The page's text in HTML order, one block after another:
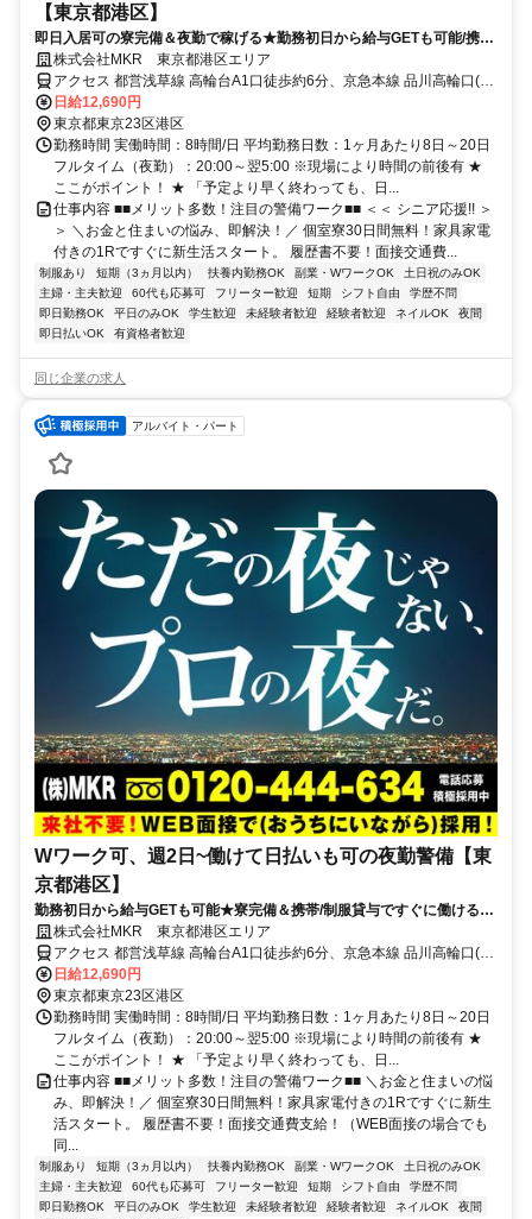
【東京都港区】
即日入居可の寮完備＆夜勤で稼げる★勤務初日から給与GETも可能/携帯
も貸与♪直行直帰OK！
株式会社MKR 東京都港区エリア
アクセス 都営浅草線 高輪台A1口徒歩約6分、京急本線 品川高輪口(京
急)徒歩約10分、京急本線 品川高輪口(京急)徒歩約10分 東京都港区エ
リア(青山一丁目駅、赤坂駅、赤坂見附駅、赤羽橋駅、麻布十番駅、
お台場海浜公園駅)
日給12,690円
東京都東京23区港区
勤務時間 実働時間：8時間/日 平均勤務日数：1ヶ月あたり8日～20日
フルタイム（夜勤）：20:00～翌5:00 ※現場により時間の前後有 ★
ここがポイント！ ★ 「予定より早く終わっても、日...
仕事内容 ■■メリット多数！注目の警備ワーク■■ ＜＜ シニア応援!! ＞
＞ ＼お金と住まいの悩み、即解決！／ 個室寮30日間無料！家具家電
付きの1Rですぐに新生活スタート。 履歴書不要！面接交通費...
制服あり 短期（3ヵ月以内） 扶養内勤務OK 副業・WワークOK
土日祝のみOK
主婦・主夫歓迎
60代も応募可 フリーター歓迎 短期 シフト自由
学歴不問
即日勤務OK
平日のみOK 学生歓迎 未経験者歓迎 経験者歓迎 ネイルOK
夜間
即日払いOK
有資格者歓迎
同じ企業の求人
アルバイト・パート
Wワーク可、週2日~働けて日払いも可の夜勤警備【東
京都港区】
勤務初日から給与GETも可能★寮完備＆携帯/制服貸与ですぐに働ける♪
直行直帰OK！
株式会社MKR 東京都港区エリア
アクセス 都営浅草線 高輪台A1口徒歩約6分、京急本線 品川高輪口(京
急)徒歩約10分、京急本線 品川高輪口(京急)徒歩約10分 東京都港区エ
リア(竹芝駅、田町駅、溜池山王駅、台場駅、大門駅、虎ノ門駅、虎
ノ門ヒルズ駅)
日給12,690円
東京都東京23区港区
勤務時間 実働時間：8時間/日 平均勤務日数：1ヶ月あたり8日～20日
フルタイム（夜勤）：20:00～翌5:00 ※現場により時間の前後有 ★
ここがポイント！ ★ 「予定より早く終わっても、日...
仕事内容 ■■メリット多数！注目の警備ワーク■■ ＼お金と住まいの悩
み、即解決！／ 個室寮30日間無料！家具家電付きの1Rですぐに新生
活スタート。 履歴書不要！面接交通費支給！（WEB面接の場合でも
同...
制服あり 短期（3ヵ月以内） 扶養内勤務OK 副業・WワークOK
土日祝のみOK
主婦・主夫歓迎
60代も応募可 フリーター歓迎 短期 シフト自由
学歴不問
即日勤務OK
平日のみOK 学生歓迎 未経験者歓迎 経験者歓迎 ネイルOK
夜間